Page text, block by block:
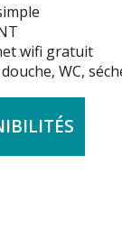
wifi gratuit
WC,